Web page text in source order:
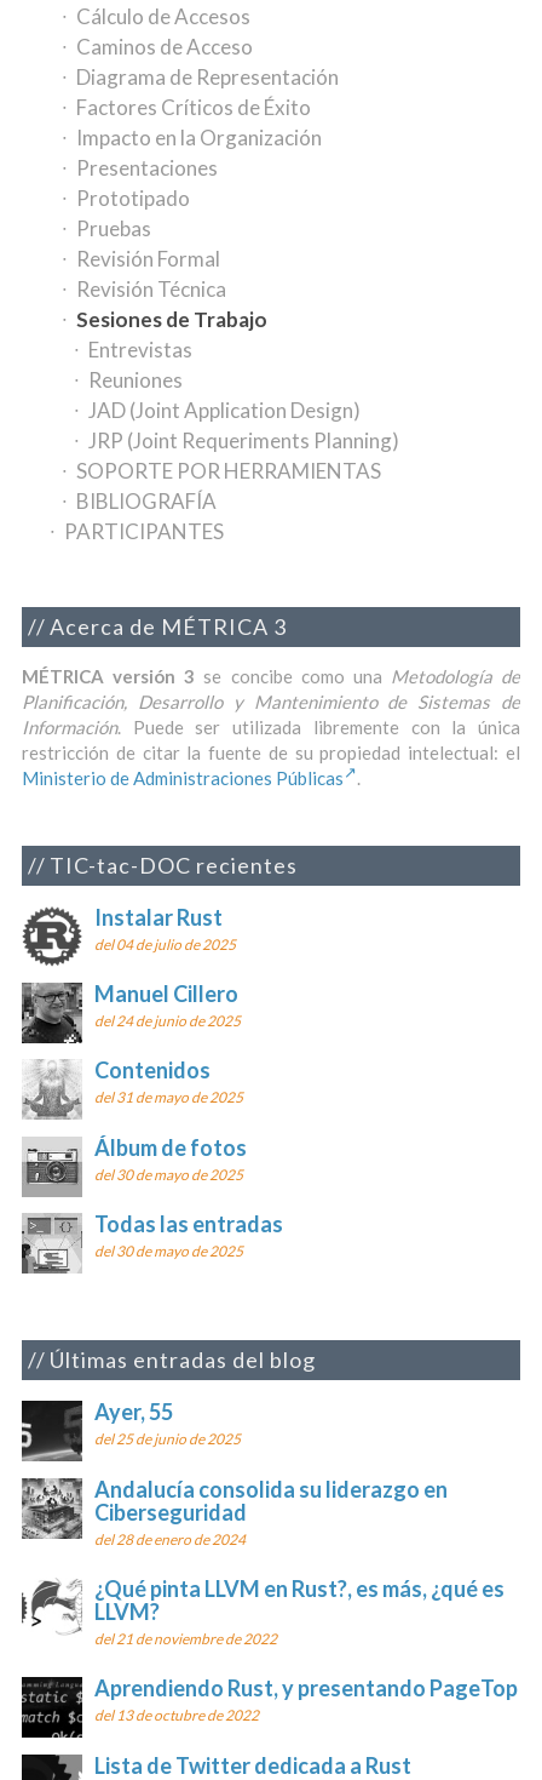
Cálculo de Accesos
Caminos de Acceso
Diagrama de Representación
Factores Críticos de Éxito
Impacto en la Organización
Presentaciones
Prototipado
Pruebas
Revisión Formal
Revisión Técnica
Sesiones de Trabajo
Entrevistas
Reuniones
JAD (Joint Application Design)
JRP (Joint Requeriments Planning)
SOPORTE POR HERRAMIENTAS
BIBLIOGRAFÍA
PARTICIPANTES
Acerca de MÉTRICA 3
MÉTRICA versión 3 se concibe como una Metodología de
Planificación, Desarrollo y Mantenimiento de Sistemas de
Información. Puede ser utilizada libremente con la única
restricción de citar la fuente de su propiedad intelectual: el
Ministerio de Administraciones Públicas
.
TIC-tac-DOC recientes
Instalar Rust
del 04 de julio de 2025
Manuel Cillero
del 24 de junio de 2025
Contenidos
del 31 de mayo de 2025
Álbum de fotos
del 30 de mayo de 2025
Todas las entradas
del 30 de mayo de 2025
Últimas entradas del blog
Ayer, 55
del 25 de junio de 2025
Andalucía consolida su liderazgo en
Ciberseguridad
del 28 de enero de 2024
¿Qué pinta LLVM en Rust?, es más, ¿qué es
LLVM?
del 21 de noviembre de 2022
Aprendiendo Rust, y presentando PageTop
del 13 de octubre de 2022
Lista de Twitter dedicada a Rust